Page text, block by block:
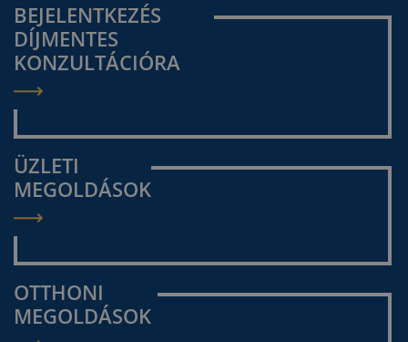
BEJELENTKEZÉS
DÍJMENTES
KONZULTÁCIÓRA
ÜZLETI
MEGOLDÁSOK
OTTHONI
MEGOLDÁSOK